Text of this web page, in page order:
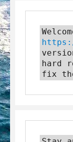
hard
fix